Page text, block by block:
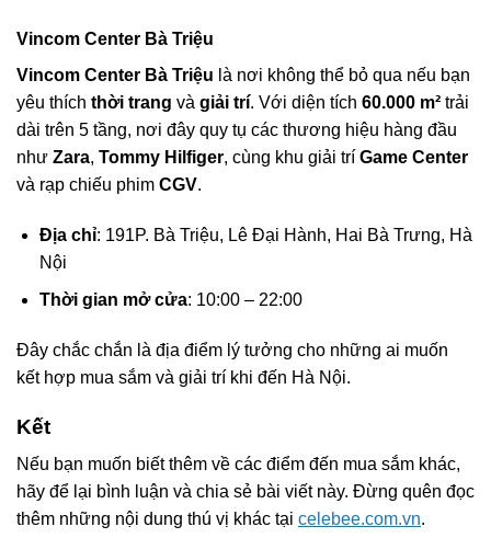
Vincom Center Bà Triệu
Vincom Center Bà Triệu là nơi không thể bỏ qua nếu bạn
yêu thích thời trang và giải trí. Với diện tích 60.000 m² trải
dài trên 5 tầng, nơi đây quy tụ các thương hiệu hàng đầu
như Zara, Tommy Hilfiger, cùng khu giải trí Game Center
và rạp chiếu phim CGV.
Địa chỉ: 191P. Bà Triệu, Lê Đại Hành, Hai Bà Trưng, Hà
Nội
Thời gian mở cửa: 10:00 – 22:00
Đây chắc chắn là địa điểm lý tưởng cho những ai muốn
kết hợp mua sắm và giải trí khi đến Hà Nội.
Kết
Nếu bạn muốn biết thêm về các điểm đến mua sắm khác,
hãy để lại bình luận và chia sẻ bài viết này. Đừng quên đọc
thêm những nội dung thú vị khác tại celebee.com.vn.